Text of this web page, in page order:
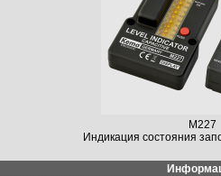
M227
Индикация состояния